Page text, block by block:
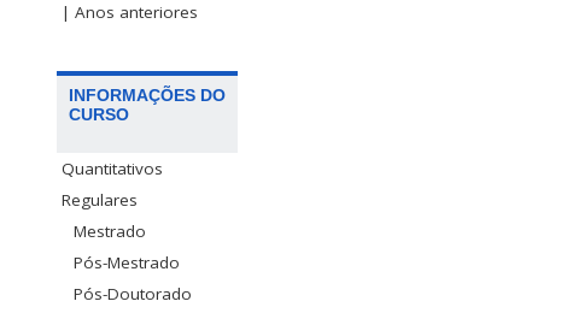
| Anos anteriores
INFORMAÇÕES DO
CURSO
Quantitativos
Regulares
Mestrado
Pós-Mestrado
Pós-Doutorado